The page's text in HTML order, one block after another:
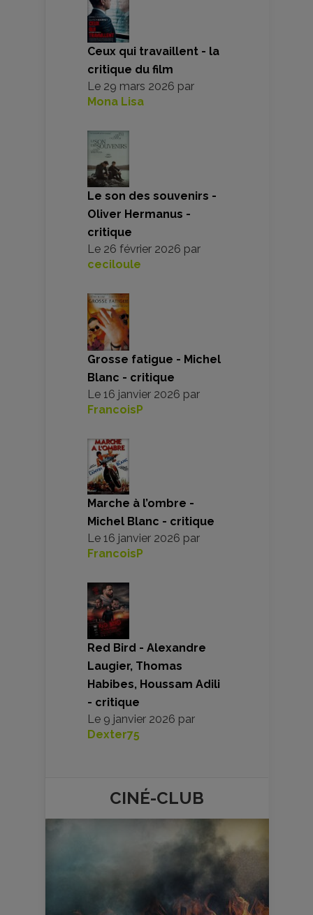
Ceux qui travaillent - la
critique du film
Le 29 mars 2026 par
Mona Lisa
Le son des souvenirs -
Oliver Hermanus -
critique
Le 26 février 2026 par
ceciloule
Grosse fatigue - Michel
Blanc - critique
Le 16 janvier 2026 par
FrancoisP
Marche à l’ombre -
Michel Blanc - critique
Le 16 janvier 2026 par
FrancoisP
Red Bird - Alexandre
Laugier, Thomas
Habibes, Houssam Adili
- critique
Le 9 janvier 2026 par
Dexter75
CINÉ-CLUB